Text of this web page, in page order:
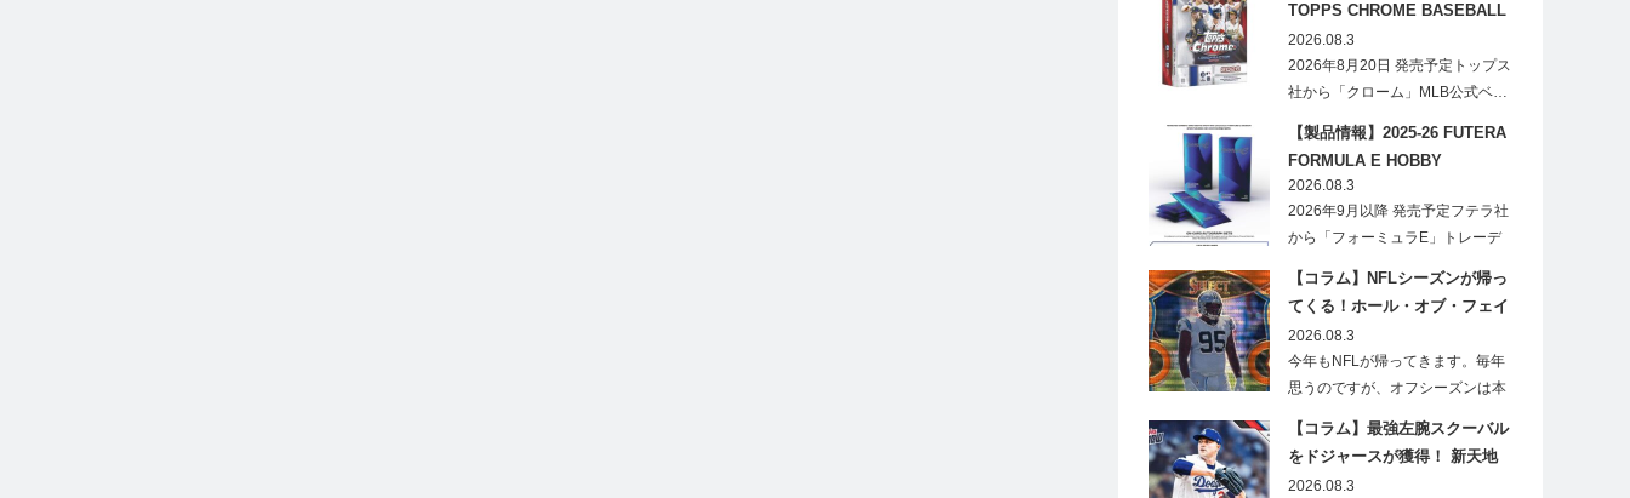
TOPPS CHROME BASEBALL
LOGOFRACTOR
2026.08.3
2026年8月20日 発売予定トップス
社から「クローム」MLB公式ベ…
【製品情報】2025-26 FUTERA
FORMULA E HOBBY
2026.08.3
2026年9月以降 発売予定フテラ社
から「フォーミュラE」トレーデ
【コラム】NFLシーズンが帰っ
てくる！ホール・オブ・フェイ
ムゲームで注目したい7選手
2026.08.3
今年もNFLが帰ってきます。毎年
思うのですが、オフシーズンは本
【コラム】最強左腕スクーバル
をドジャースが獲得！ 新天地
での初トレカは「Go Blue !」
2026.08.3